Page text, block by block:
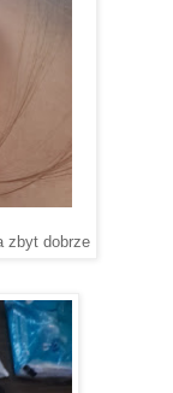
zbyt dobrze